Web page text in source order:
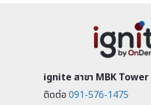
ignite สาขา MBK Tower
ติดต่อ091-576-1475